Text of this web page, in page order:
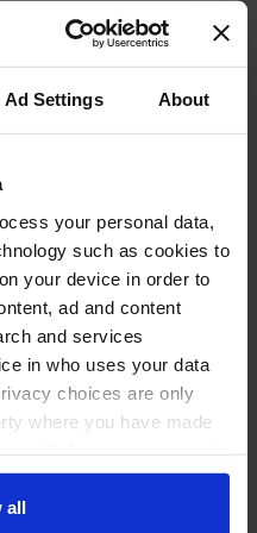
Ad Settings About
your personal data,
such as cookies to
your device in order to
ad and content
and services
in who uses your data
choices are only
where you have made
or by clicking on
all
zur Bestätigung) *
dieses Anbieters und
und
zu. *